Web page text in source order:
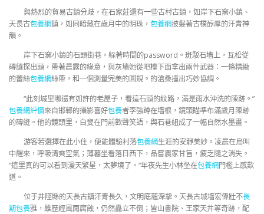
與熱烈的貿易古鎮分歧，在石家莊還有一些古村古鎮，如岸下石窯小鎮、
天長古包養網鎮，如同暗藏在歲月中的明珠， 包養網披髮著古樸醇厚的汗青神
韻。
岸下石窯小鎮的石頭街巷，躲著時間的password。斑駁石墻上，瓦松從
磚縫探出頭，帶著晨露的綠意，與灰墻她從吧檯下面拿出兩件武器：一條精緻
的蕾絲包養網絲帶，和一個測量完美的圓規。的滄桑撞出巧妙協調。
“此刻城里哪還有如許的老屋子，看這石頭的紋路，滿是雨水沖洗的陳跡。”
包養網評價來自邯鄲的攝影喜好包養者李強蹲在墻根，鏡頭瞄準布滿歲月陳跡
的磚縫。他的鏡頭里，白叟在門前歡聲笑語，與石巷組成了一幅自然水墨畫。
游客若選擇在此小住，便能體驗村落包養網生涯的安靜美妙。凌晨在鳥叫
中醒來，呼吸清爽空氣；薄暮坐看落日西下，品嘗農家甘旨，疲乏隨之消失。
“這里真的可以看到漫天繁星，太夢境了。”年夜先生小林坐在包養網門檻上感歎
道。
位于井陘縣的天長古鎮汗青長久，文明底蘊深摯。天長古城墻宏偉壯不長
期包養雅，雖歷經風雨腐蝕，仍然矗立不倒；皆山書院、王家天井等奇跡，配